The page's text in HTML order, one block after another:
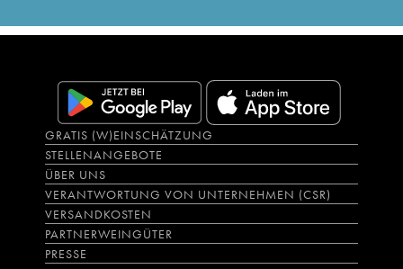
GRATIS (W)EINSCHÄTZUNG
STELLENANGEBOTE
ÜBER UNS
VERANTWORTUNG VON UNTERNEHMEN (CSR)
VERSANDKOSTEN
PARTNERWEINGÜTER
PRESSE